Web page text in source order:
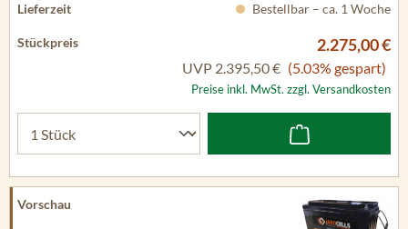
Bestellbar – ca. 1 Woche
2.275,00 €
UVP 2.395,50 € (5.03% gespart)
Preise inkl. MwSt. zzgl. Versandkosten